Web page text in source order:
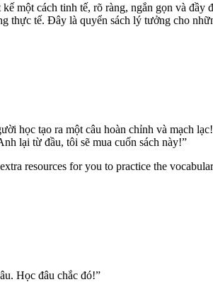
một cách tinh tế, rõ ràng, ngắn gọn và đầy
tế. Đây là quyển sách lý tưởng cho
học tạo ra một câu hoàn chỉnh và mạch
lại từ đầu, tôi sẽ mua cuốn sách này!”
resources for you to practice the
Học đâu chắc đó!”